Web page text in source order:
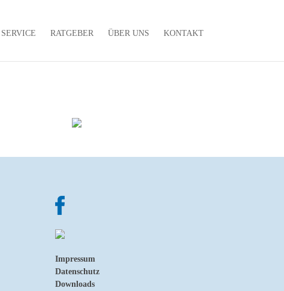
SERVICE RATGEBER ÜBER UNS KONTAKT
Impressum
Datenschutz
Downloads